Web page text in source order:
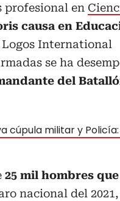
profesional en
causa en
Logos International
se ha
del
cúpula militar y
25 mil hombres que
nacional del 2021,